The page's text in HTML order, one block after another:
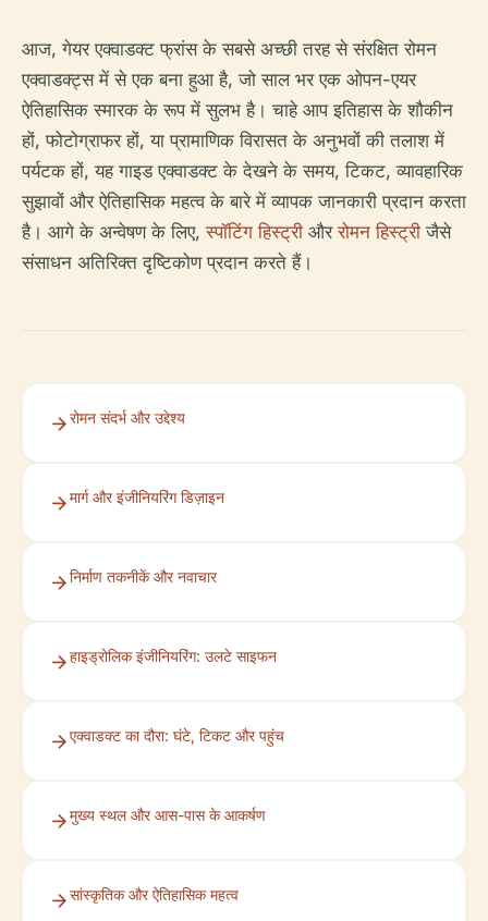
आज, गेयर एक्वाडक्ट फ्रांस के सबसे अच्छी तरह से संरक्षित रोमन
एक्वाडक्ट्स में से एक बना हुआ है, जो साल भर एक ओपन-एयर
ऐतिहासिक स्मारक के रूप में सुलभ है। चाहे आप इतिहास के शौकीन
हों, फोटोग्राफर हों, या प्रामाणिक विरासत के अनुभवों की तलाश में
पर्यटक हों, यह गाइड एक्वाडक्ट के देखने के समय, टिकट, व्यावहारिक
सुझावों और ऐतिहासिक महत्व के बारे में व्यापक जानकारी प्रदान करता
है। आगे के अन्वेषण के लिए,स्पॉटिंग हिस्ट्री औररोमन हिस्ट्री जैसे
संसाधन अतिरिक्त दृष्टिकोण प्रदान करते हैं।
रोमन संदर्भ और उद्देश्य
मार्ग और इंजीनियरिंग डिज़ाइन
निर्माण तकनीकें और नवाचार
हाइड्रोलिक इंजीनियरिंग: उलटे साइफन
एक्वाडक्ट का दौरा: घंटे, टिकट और पहुंच
मुख्य स्थल और आस-पास के आकर्षण
सांस्कृतिक और ऐतिहासिक महत्व